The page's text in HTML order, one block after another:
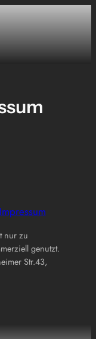
Impressum
nur zu
genutzt.
Str.43,